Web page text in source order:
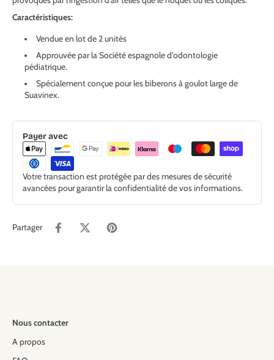
Caractéristiques:
Vendue en lot de 2 unités
Approuvée par la Société espagnole d’odontologie
pédiatrique.
Spécialement conçue pour les biberons à goulot large de
Suavinex.
Payer avec
Votre transaction est protégée par des mesures de sécurité
avancées pour garantir la confidentialité de vos informations.
Partager
Nous contacter
A propos